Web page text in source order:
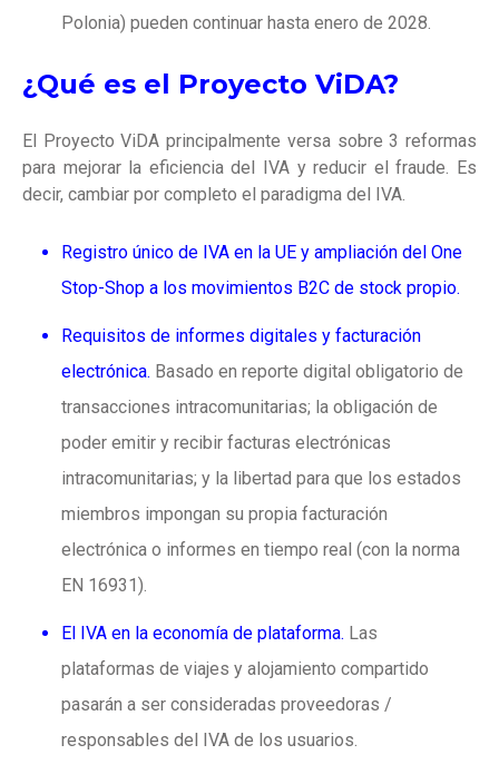
Polonia) pueden continuar hasta enero de 2028.
¿Qué es el Proyecto ViDA?
El Proyecto ViDA principalmente versa sobre 3 reformas
para mejorar la eficiencia del IVA y reducir el fraude. Es
decir, cambiar por completo el paradigma del IVA.
Registro único de IVA en la UE y ampliación del One
Stop-Shop a los movimientos B2C de stock propio.
Requisitos de informes digitales y facturación
electrónica. Basado en reporte digital obligatorio de
transacciones intracomunitarias; la obligación de
poder emitir y recibir facturas electrónicas
intracomunitarias; y la l ibertad para que los estados
miembros impongan su propia facturación
electrónica o informes en tiempo real (con la norma
EN 16931).
El IVA en la economía de plataforma. Las
plataformas de viajes y alojamiento compartido
pasarán a ser consideradas proveedoras /
responsables del IVA de los usuarios.